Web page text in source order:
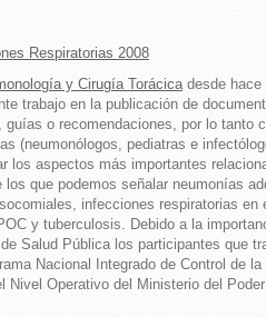
Respiratorias 2008
y Cirugía Torácicadesde hace
trabajo en la publicación de
o recomendaciones, por lo tanto
(neumonólogos, pediatras e
los aspectos más importantes
que podemos señalar neumonías
infecciones respiratorias en
y tuberculosis. Debido a la
Salud Pública los participantes que
Nacional Integrado de Control de la
Nivel Operativo del Ministerio del